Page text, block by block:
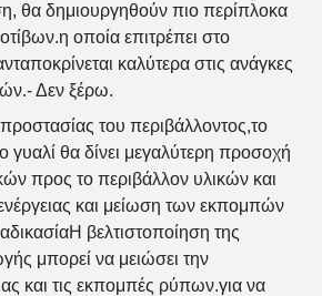
θα δημιουργηθούν πιο περίπλοκα
οποία επιτρέπει στο
καλύτερα στις ανάγκες
- Δεν ξέρω.
του περιβάλλοντος,το
γυαλί θα δίνει μεγαλύτερη προσοχή
προς το περιβάλλον υλικών και
και μείωση των εκπομπών
βελτιστοποίηση της
μπορεί να μειώσει την
και τις εκπομπές ρύπων.για να